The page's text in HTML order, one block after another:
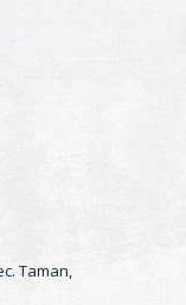
Taman,